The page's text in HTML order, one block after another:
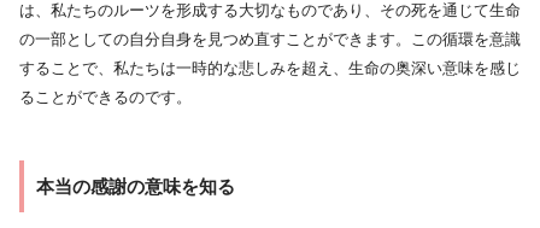
は、私たちのルーツを形成する大切なものであり、その死を通じて生命
の一部としての自分自身を見つめ直すことができます。この循環を意識
することで、私たちは一時的な悲しみを超え、生命の奥深い意味を感じ
ることができるのです。
本当の感謝の意味を知る